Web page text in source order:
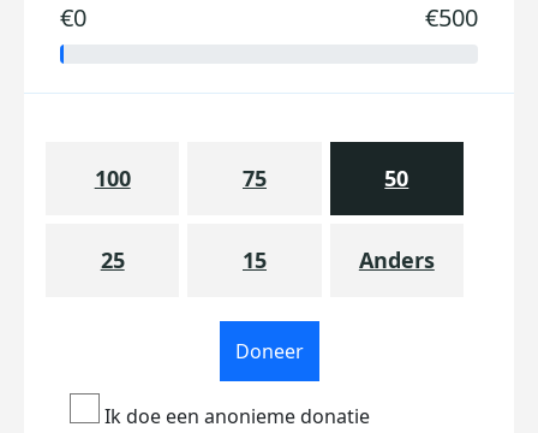
€0 €500
100 75 50
25 15 Anders
Doneer
Ik doe een anonieme donatie